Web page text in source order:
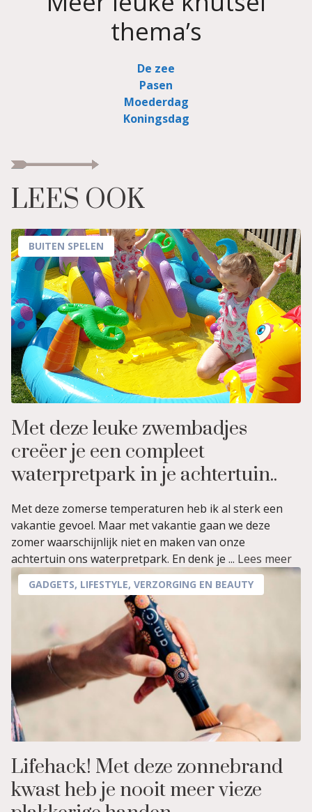
thema’s
De zee
Pasen
Moederdag
Koningsdag
LEES OOK
BUITEN SPELEN
Met deze leuke zwembadjes
creëer je een compleet
waterpretpark in je achtertuin..
Met deze zomerse temperaturen heb ik al sterk een
vakantie gevoel. Maar met vakantie gaan we deze
zomer waarschijnlijk niet en maken van onze
achtertuin ons waterpretpark. En denk je ... Lees meer
GADGETS, LIFESTYLE, VERZORGING EN BEAUTY
Lifehack! Met deze zonnebrand
kwast heb je nooit meer vieze